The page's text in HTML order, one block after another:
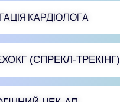
КАРДІОЛОГА
(СПРЕКЛ-ТРЕКІНГ)